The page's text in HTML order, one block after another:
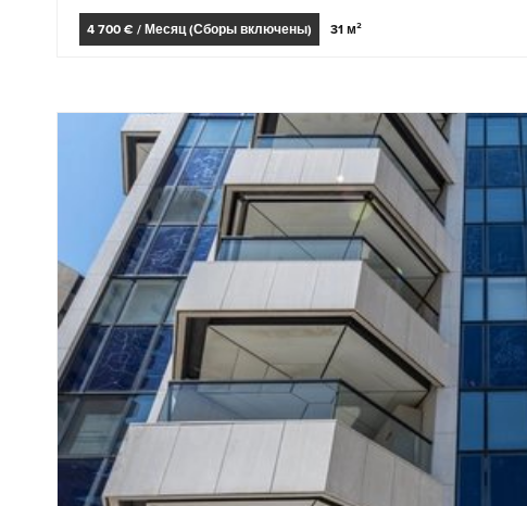
4 700 € / Месяц (Сборы включены) 31 м²